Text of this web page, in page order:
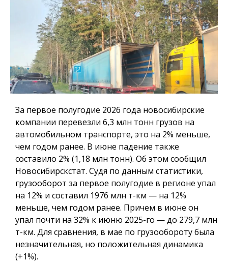
За первое полугодие 2026 года новосибирские
компании перевезли 6,3 млн тонн грузов на
автомобильном транспорте, это на 2% меньше,
чем годом ранее. В июне падение также
составило 2% (1,18 млн тонн). Об этом сообщил
Новосибирскстат. Судя по данным статистики,
грузооборот за первое полугодие в регионе упал
на 12% и составил 1976 млн т-км — на 12%
меньше, чем годом ранее. Причем в июне он
упал почти на 32% к июню 2025-го — до 279,7 млн
т-км. Для сравнения, в мае по грузообороту была
незначительная, но положительная динамика
(+1%).